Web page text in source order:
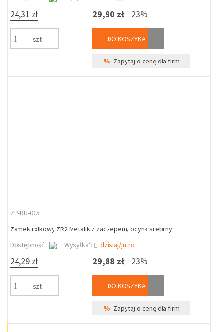
24,31 zł
szt
29,90 zł 23%
DO KOSZYKA
% Zapytaj o cenę dla firm
ZP-RU-005
Zamek rolkowy ZR2 Metalik z zaczepem, ocynk srebrny
Dostępność
Wysyłka*: dzisiaj/jutro
24,29 zł
szt
29,88 zł 23%
DO KOSZYKA
% Zapytaj o cenę dla firm